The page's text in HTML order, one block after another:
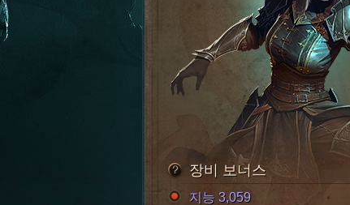
장비 보너스
지능 3,059